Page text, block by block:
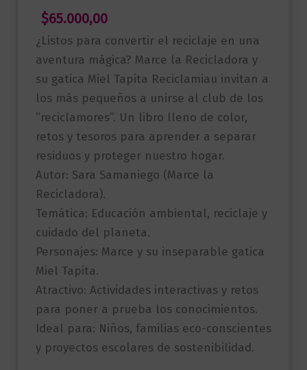
$65.000,00
¿Listos para convertir el reciclaje en una
aventura mágica? Marce la Recicladora y
su gatica Miel Tapita Reciclamiau invitan a
los más pequeños a unirse al club de los
“reciclamores”. Un libro lleno de color,
retos y tesoros para aprender a separar
residuos y proteger nuestro hogar.
Autor: Sara Samaniego (Marce la
Recicladora).
Temática: Educación ambiental, reciclaje y
cuidado del planeta.
Personajes: Marce y su inseparable gatica
Miel Tapita.
Atractivo: Actividades interactivas y retos
para poner a prueba los conocimientos.
Ideal para: Niños, familias eco-conscientes
y proyectos escolares de sostenibilidad.